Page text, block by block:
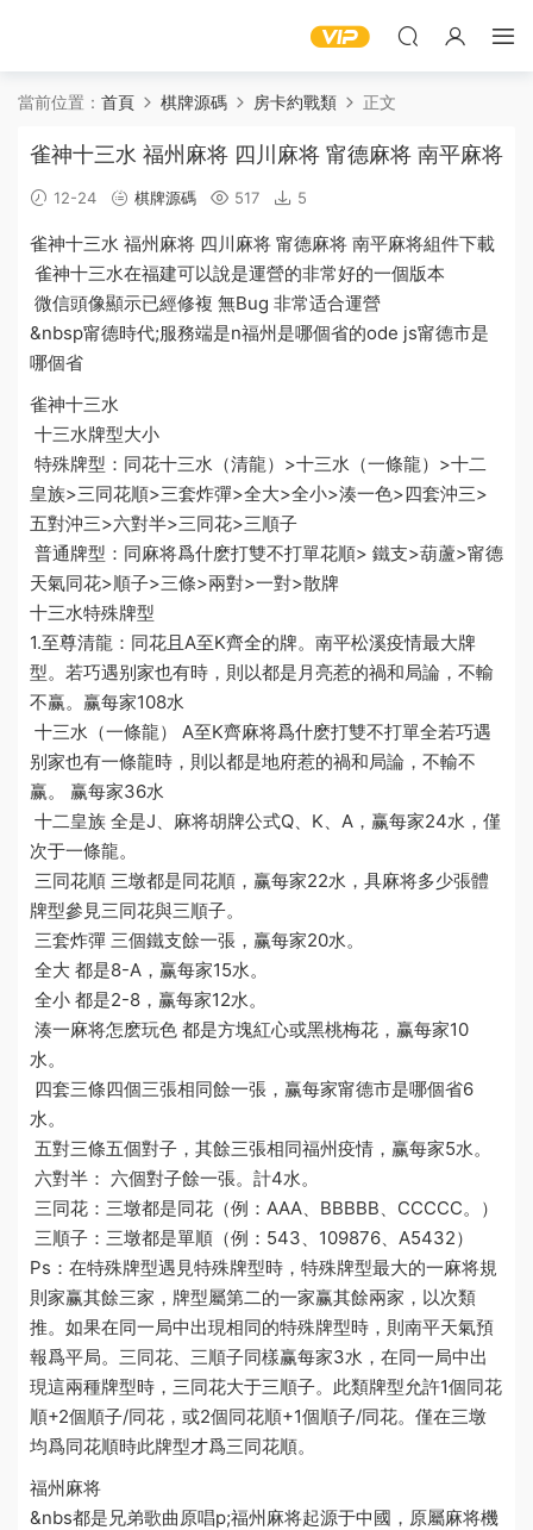
當前位置： 首頁 棋牌源碼 房卡約戰類 正文
雀神十三水 福州麻将 四川麻将 甯德麻将 南平麻将
12-24 棋牌源碼 517 5
雀神十三水 福州麻将 四川麻将 甯德麻将 南平麻将組件下載
雀神十三水在福建可以說是運營的非常好的一個版本
微信頭像顯示已經修複 無Bug 非常适合運營
&nbsp甯德時代;服務端是n福州是哪個省的ode js甯德市是
哪個省
雀神十三水
十三水牌型大小
特殊牌型：同花十三水（清龍）>十三水（一條龍）>十二
皇族>三同花順>三套炸彈>全大>全小>湊一色>四套沖三>
五對沖三>六對半>三同花>三順子
普通牌型：同麻将爲什麽打雙不打單花順> 鐵支>葫蘆>甯德
天氣同花>順子>三條>兩對>一對>散牌
十三水特殊牌型
1.至尊清龍：同花且A至K齊全的牌。 南平松溪疫情最大牌
型。若巧遇别家也有時，則以都是月亮惹的禍和局論，不輸
不赢。赢每家108水
十三水（一條龍） A至K齊麻将爲什麽打雙不打單全若巧遇
别家也有一條龍時，則以都是地府惹的禍和局論，不輸不
赢。 赢每家36水
十二皇族 全是J、 麻将胡牌公式Q、K、A，赢每家24水，僅
次于一條龍。
三同花順 三墩都是同花順，赢每家22水，具麻将多少張體
牌型參見三同花與三順子。
三套炸彈 三個鐵支餘一張，赢每家20水。
全大 都是8-A，赢每家15水。
全小 都是2-8，赢每家12水。
湊一麻将怎麽玩色 都是方塊紅心或黑桃梅花，赢每家10
水。
四套三條四個三張相同餘一張，赢每家甯德市是哪個省6
水。
五對三條五個對子，其餘三張相同福州疫情 ，赢每家5水。
六對半： 六個對子餘一張。計4水。
三同花：三墩都是同花（例：AAA、BBBBB、CCCCC。）
三順子：三墩都是單順（例：543、109876、A5432）
Ps：在特殊牌型遇見特殊牌型時，特殊牌型最大的一麻将規
則家赢其餘三家，牌型屬第二的一家赢其餘兩家，以次類
推。如果在同一局中出現相同的特殊牌型時，則南平天氣預
報爲平局。三同花、三順子同樣赢每家3水，在同一局中出
現這兩種牌型時，三同花大于三順子。此類牌型允許1個同花
順+2個順子/同花，或2個同花順+1個順子/同花。僅在三墩
均爲同花順時此牌型才爲三同花順。
福州麻将
&nbs都是兄弟歌曲原唱p;福州麻将起源于中國，原屬麻将機